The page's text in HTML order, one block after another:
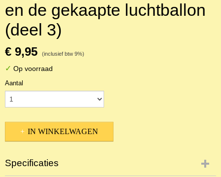
en de gekaapte luchtballon
(deel 3)
€ 9,95 (inclusief btw 9%)
✓ Op voorraad
Aantal
IN WINKELWAGEN
Specificaties